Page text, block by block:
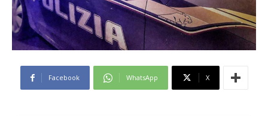
Facebook WhatsApp X